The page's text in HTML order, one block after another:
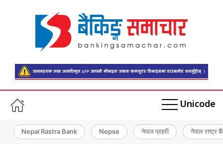
Unicode
Nepal Rastra Bank Nepse नेपाल प्रहरी नेपाल राष्ट्र